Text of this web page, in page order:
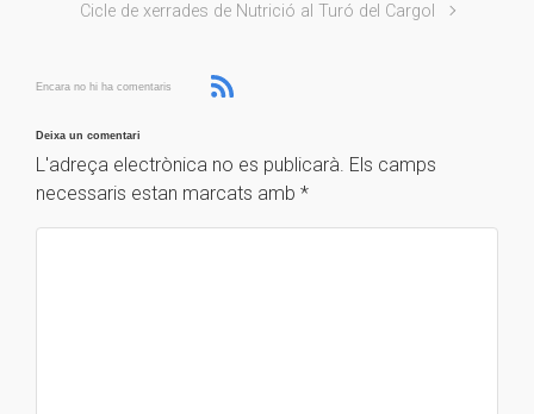
Cicle de xerrades de Nutrició al Turó del Cargol
Encara no hi ha comentaris
Deixa un comentari
L'adreça electrònica no es publicarà. Els camps
necessaris estan marcats amb *